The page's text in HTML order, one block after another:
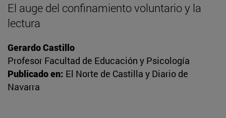
El auge del confinamiento voluntario y la
lectura
Gerardo Castillo
Profesor Facultad de Educación y Psicología
Publicado en: El Norte de Castilla y Diario de
Navarra